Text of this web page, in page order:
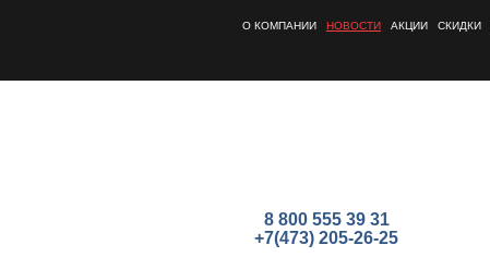
О КОМПАНИИ НОВОСТИ АКЦИИ СКИДКИ
8 800 555 39 31
+7(473) 205-26-25